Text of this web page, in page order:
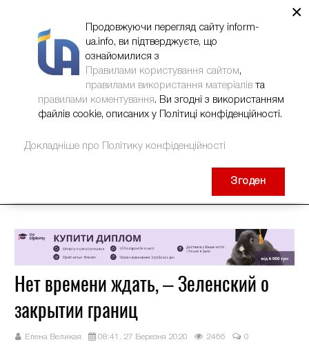
Нет времени ждать, – Зеленский о
закрытии границ
Елена Великая 08:41, 27 Березня 2020 2466 0
×
Продовжуючи перегляд сайту inform-
ua.info, ви підтверджуєте, що
ознайомилися з
Правилами користування сайтом,
правилами використання матеріалів та
правилами коментування. Ви згодні з використанням
файлів cookie, описаних у Політиці конфіденційності.
Докладніше про Політику конфіденційності
Згоден